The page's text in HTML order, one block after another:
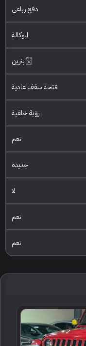
دفع رباعي
الوكالة
بنزين
فتحة سقف عادية
رؤية خلفية
نعم
جديدة
لا
نعم
نعم